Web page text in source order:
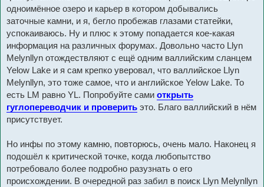
одноимённое озеро и карьер в котором добывались
заточные камни, и я, бегло пробежав глазами статейки,
успокаиваюсь. Ну и плюс к этому попадается кое-какая
информация на различных форумах. Довольно часто Llyn
Melynllyn отождествляют с ещё одним валлийским сланцем
Yelow Lake и я сам крепко уверовал, что валлийское Llyn
Melynllyn, это тоже самое, что и английское Yelow Lake. То
есть LM равно YL. Попробуйте сами открыть
гуглопереводчик и проверить это. Благо валлийский в нём
присутствует.
Но инфы по этому камню, повторюсь, очень мало. Наконец я
подошёл к критической точке, когда любопытство
потребовало более подробно разузнать о его
происхождении. В очередной раз забил в поиск Llyn Melynllyn